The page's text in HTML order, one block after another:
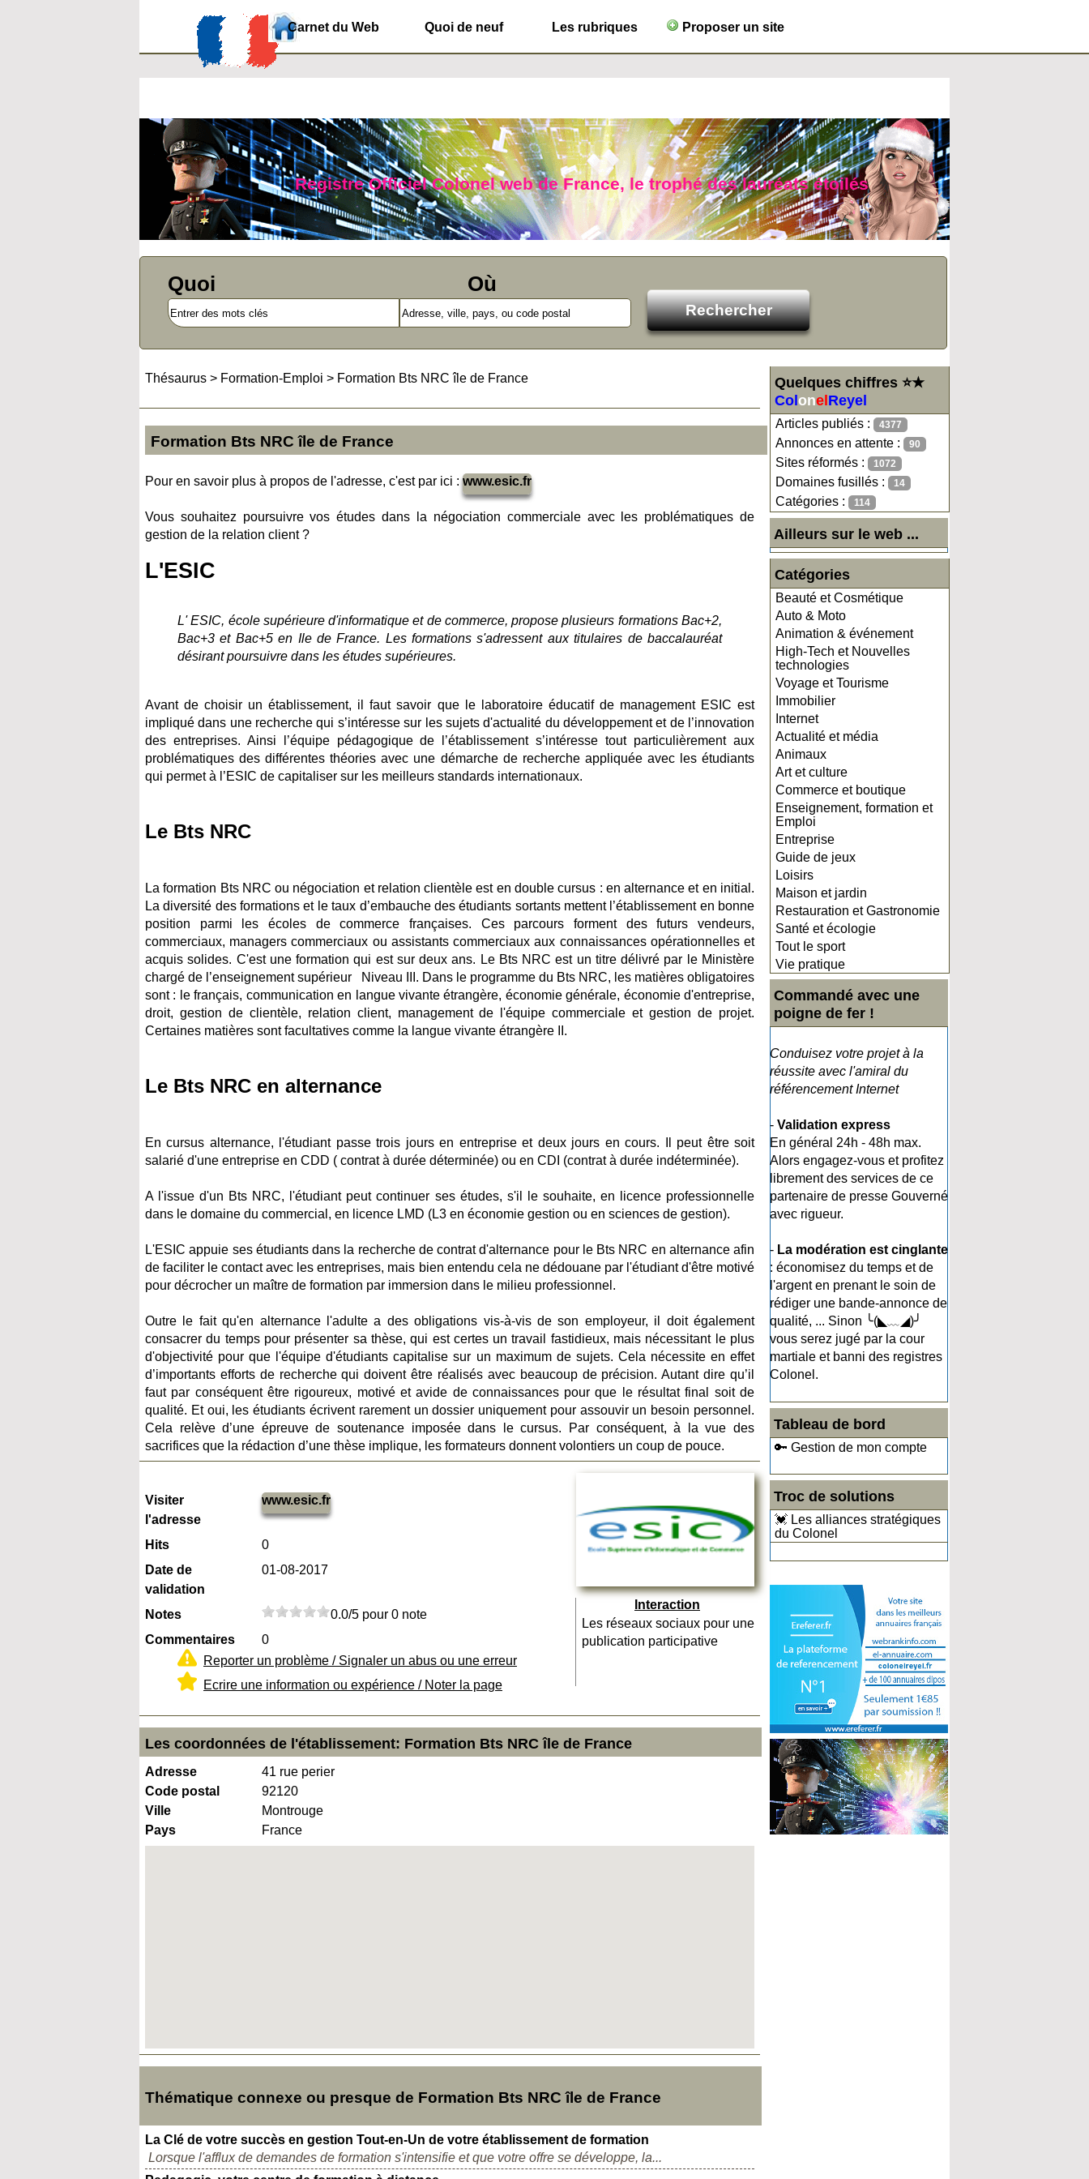
Carnet du Web Quoi de neuf Les rubriques Proposer un site
Registre Officiel Colonel web de France, le trophé des lauréats étoilés
Quoi Où
Quelques chiffres ⭐★
Col onel Reyel
Articles publiés : 4377
Annonces en attente : 90
Sites réformés : 1072
Domaines fusillés : 14
Catégories : 114
Ailleurs sur le web ...
Catégories
Beauté et Cosmétique
Auto & Moto
Animation & événement
High-Tech et Nouvelles
technologies
Voyage et Tourisme
Immobilier
Internet
Actualité et média
Animaux
Art et culture
Commerce et boutique
Enseignement, formation et
Emploi
Entreprise
Guide de jeux
Loisirs
Maison et jardin
Restauration et Gastronomie
Santé et écologie
Tout le sport
Vie pratique
Commandé avec une
poigne de fer !
Conduisez votre projet à la
réussite avec l'amiral du
référencement Internet
- Validation express
En général 24h - 48h max.
Alors engagez-vous et profitez
librement des services de ce
partenaire de presse Gouverné
avec rigueur.
- La modération est cinglante
: économisez du temps et de
l'argent en prenant le soin de
rédiger une bande-annonce de
qualité, ... Sinon ╰(◣﹏◢)╯
vous serez jugé par la cour
martiale et banni des registres
Colonel.
Tableau de bord
🔑 Gestion de mon compte
Troc de solutions
💓 Les alliances stratégiques
du Colonel
Thésaurus > Formation-Emploi > Formation Bts NRC île de France
Formation Bts NRC île de France
Pour en savoir plus à propos de l'adresse, c'est par ici :www.esic.fr
Vous souhaitez poursuivre vos études dans la négociation commerciale avec les problématiques de
gestion de la relation client ?
L'ESIC
L' ESIC, école supérieure d'informatique et de commerce, propose plusieurs formations Bac+2,
Bac+3 et Bac+5 en Ile de France. Les formations s'adressent aux titulaires de baccalauréat
désirant poursuivre dans les études supérieures.
Avant de choisir un établissement, il faut savoir que le laboratoire éducatif de management ESIC est
impliqué dans une recherche qui s’intéresse sur les sujets d'actualité du développement et de l’innovation
des entreprises. Ainsi l’équipe pédagogique de l’établissement s’intéresse tout particulièrement aux
problématiques des différentes théories avec une démarche de recherche appliquée avec les étudiants
qui permet à l’ESIC de capitaliser sur les meilleurs standards internationaux.
Le Bts NRC
La formation Bts NRC ou négociation et relation clientèle est en double cursus : en alternance et en initial.
La diversité des formations et le taux d’embauche des étudiants sortants mettent l’établissement en bonne
position parmi les écoles de commerce françaises. Ces parcours forment des futurs vendeurs,
commerciaux, managers commerciaux ou assistants commerciaux aux connaissances opérationnelles et
acquis solides. C'est une formation qui est sur deux ans. Le Bts NRC est un titre délivré par le Ministère
chargé de l’enseignement supérieur Niveau III. Dans le programme du Bts NRC, les matières obligatoires
sont : le français, communication en langue vivante étrangère, économie générale, économie d'entreprise,
droit, gestion de clientèle, relation client, management de l'équipe commerciale et gestion de projet.
Certaines matières sont facultatives comme la langue vivante étrangère II.
Le Bts NRC en alternance
En cursus alternance, l'étudiant passe trois jours en entreprise et deux jours en cours. Il peut être soit
salarié d'une entreprise en CDD ( contrat à durée déterminée) ou en CDI (contrat à durée indéterminée).
A l'issue d'un Bts NRC, l'étudiant peut continuer ses études, s'il le souhaite, en licence professionnelle
dans le domaine du commercial, en licence LMD (L3 en économie gestion ou en sciences de gestion).
L'ESIC appuie ses étudiants dans la recherche de contrat d'alternance pour le Bts NRC en alternance afin
de faciliter le contact avec les entreprises, mais bien entendu cela ne dédouane par l'étudiant d'être motivé
pour décrocher un maître de formation par immersion dans le milieu professionnel.
Outre le fait qu'en alternance l'adulte a des obligations vis-à-vis de son employeur, il doit également
consacrer du temps pour présenter sa thèse, qui est certes un travail fastidieux, mais nécessitant le plus
d'objectivité pour que l'équipe d'étudiants capitalise sur un maximum de sujets. Cela nécessite en effet
d’importants efforts de recherche qui doivent être réalisés avec beaucoup de précision. Autant dire qu’il
faut par conséquent être rigoureux, motivé et avide de connaissances pour que le résultat final soit de
qualité. Et oui, les étudiants écrivent rarement un dossier uniquement pour assouvir un besoin personnel.
Cela relève d’une épreuve de soutenance imposée dans le cursus. Par conséquent, à la vue des
sacrifices que la rédaction d’une thèse implique, les formateurs donnent volontiers un coup de pouce.
Visiter
l'adresse
www.esic.fr
Hits
0
Date de
validation
01-08-2017
Notes
0.0/5 pour 0 note
Commentaires
0
Reporter un problème / Signaler un abus ou une erreur
Ecrire une information ou expérience / Noter la page
Interaction
Les réseaux sociaux pour une
publication participative
Les coordonnées de l'établissement: Formation Bts NRC île de France
Adresse
41 rue perier
Code postal
92120
Ville
Montrouge
Pays
France
Thématique connexe ou presque de Formation Bts NRC île de France
La Clé de votre succès en gestion Tout-en-Un de votre établissement de formation
Lorsque l'afflux de demandes de formation s'intensifie et que votre offre se développe, la...